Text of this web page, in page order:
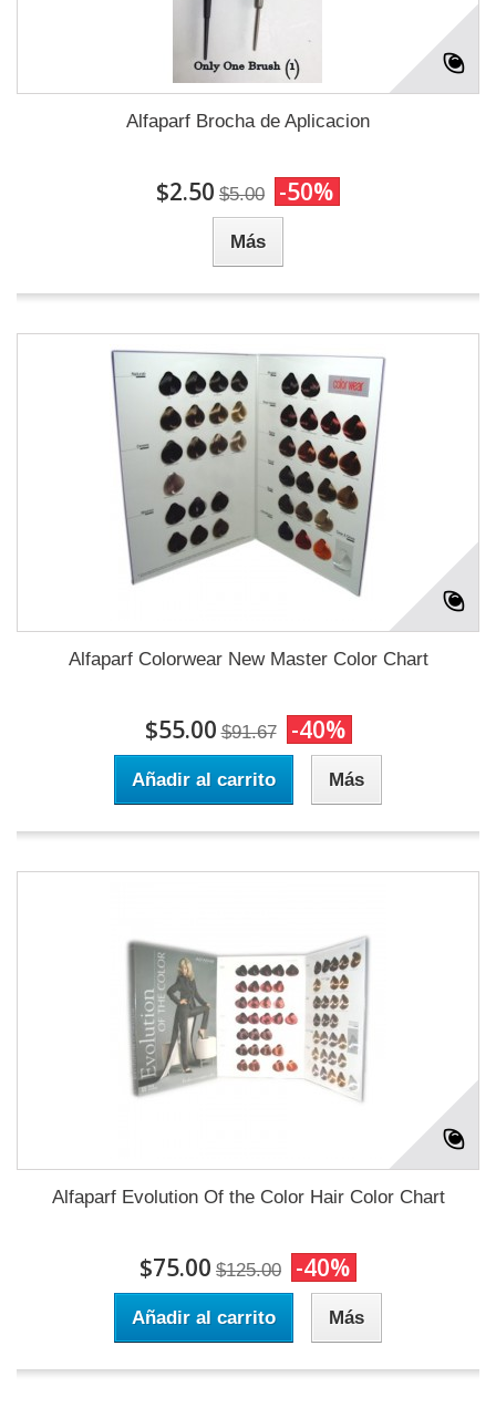
Alfaparf Brocha de Aplicacion
$2.50 $5.00 -50%
Más
Alfaparf Colorwear New Master Color Chart
$55.00 $91.67 -40%
Añadir al carrito Más
Alfaparf Evolution Of the Color Hair Color Chart
$75.00 $125.00 -40%
Añadir al carrito Más